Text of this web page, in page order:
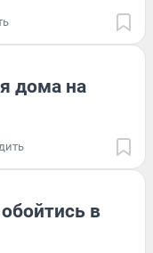
дома на
в